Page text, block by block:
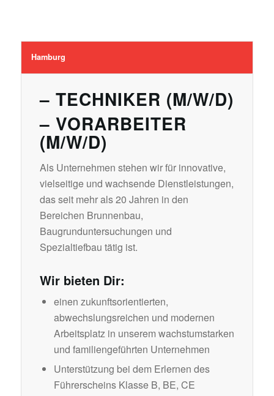
Hamburg
– TECHNIKER (M/W/D)
– VORARBEITER
(M/W/D)
Als Unternehmen stehen wir für innovative,
vielseitige und wachsende Dienstleistungen,
das seit mehr als 20 Jahren in den
Bereichen Brunnenbau,
Baugrunduntersuchungen und
Spezialtiefbau tätig ist.
Wir bieten Dir:
einen zukunftsorientierten,
abwechslungsreichen und modernen
Arbeitsplatz in unserem wachstumstarken
und familiengeführten Unternehmen
Unterstützung bei dem Erlernen des
Führerscheins Klasse B, BE, CE